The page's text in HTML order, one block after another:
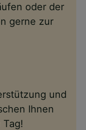
oder der
gerne zur
und
Ihnen